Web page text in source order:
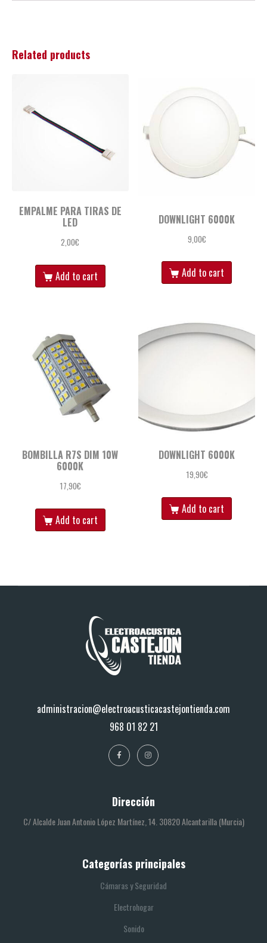
Related products
EMPALME PARA TIRAS DE
LED
2,00€
Add to cart
DOWNLIGHT 6000K
9,00€
Add to cart
BOMBILLA R7S DIM 10W
6000K
17,90€
Add to cart
DOWNLIGHT 6000K
19,90€
Add to cart
administracion@electroacusticacastejontienda.com
968 01 82 21
Dirección
C/ Alcalde Juan Antonio López Martínez, 14. 30820 Alcantarilla (Murcia)
Categorías principales
Cámaras y Seguridad
Electrohogar
Sonido